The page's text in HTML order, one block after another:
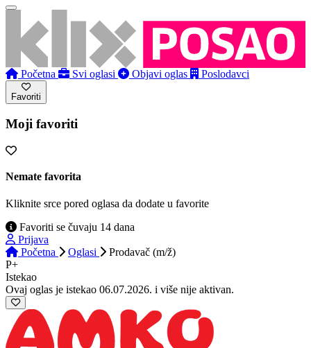
Početna Svi oglasi Objavi oglas Poslodavci
Favoriti
Moji favoriti
Nemate favorita
Kliknite srce pored oglasa da dodate u favorite
Favoriti se čuvaju 14 dana
Prijava
Početna
Oglasi
Prodavač (m/ž)
P+
Istekao
Ovaj oglas je istekao 06.07.2026. i više nije aktivan.